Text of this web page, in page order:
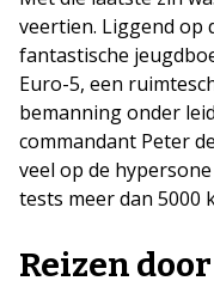
veertien. Liggend op
fantastische
Euro-5, een
bemanning onder
commandant Peter
veel op de hypersone
tests meer dan 5000
Reizen